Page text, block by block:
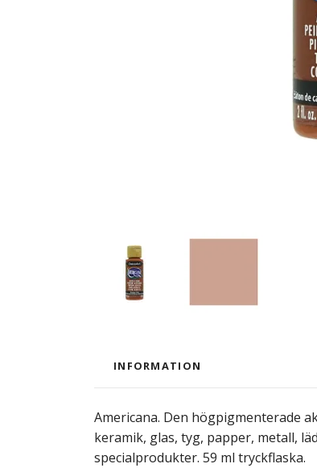
INFORMATION
Americana. Den högpigmenterade
keramik, glas, tyg, papper, metall,
specialprodukter. 59 ml tryckflaska.